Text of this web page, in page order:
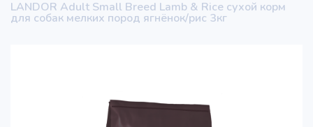
LANDOR Adult Small Breed Lamb & Rice сухой корм
для собак мелких пород ягнёнок/рис 3кг